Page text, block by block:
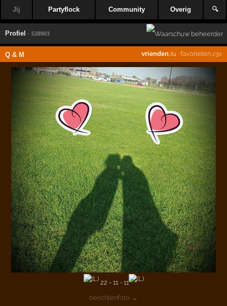
Jij Partyflock Community Overig 🔍
Profiel · 538903
Q & M vrienden,84· favorieten,230
22 - 11 - 11
berichtenfoto →